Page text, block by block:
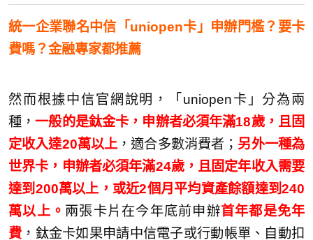
統一企業聯名中信「uniopen卡」申辦門檻？要卡
費嗎？金融專家都推薦
然而根據中信官網說明，「uniopen卡」分為兩
種，一般的是鈦金卡，申辦者必須年滿18歲，且固
定收入達20萬以上 ，適合多數消費者； 另外一種為
世界卡，申辦者必須年滿24歲，且固定年收入需要
達到200萬以上，或近2個月平均資產餘額達到240
萬以上。 兩張卡片在今年底前申辦首年都是免年
費 ，鈦金卡如果申請中信電子或行動帳單、自動扣